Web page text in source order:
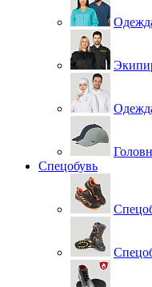
Спецобувь